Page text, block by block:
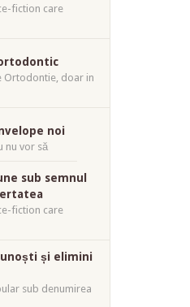
fiction care
Ortodontie, doar in
noi
nu vor să
sub semnul
fiction care
și elimini
sub denumirea